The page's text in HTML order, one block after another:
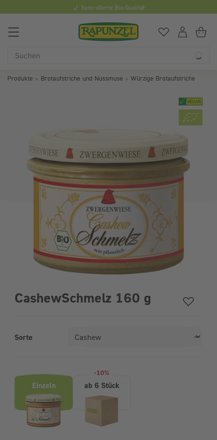
Kontrollierte Bio-Qualität
Du hast0
Produkte Brotaufstriche und Nussmuse Würzige Brotaufstriche
CashewSchmelz 160 g
Sorte
Einzeln
-10%
ab 6 Stück